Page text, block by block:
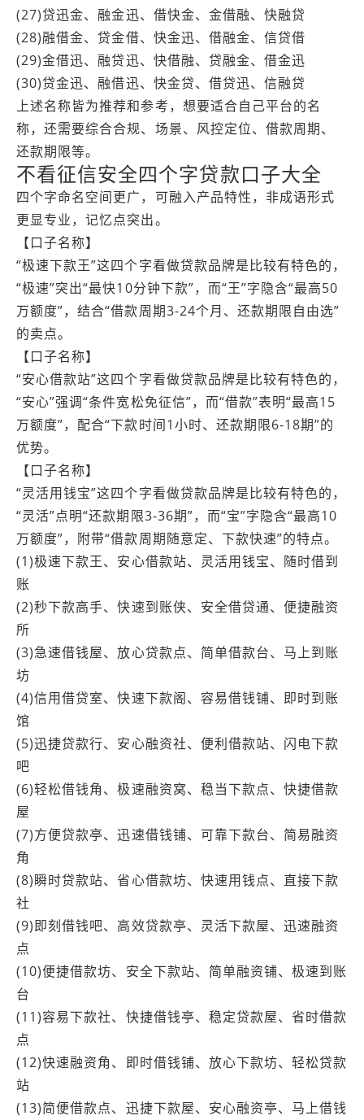
(27)贷迅金、融金迅、借快金、金借融、快融贷
(28)融借金、贷金借、快金迅、借融金、信贷借
(29)金借迅、融贷迅、快借融、贷融金、借金迅
(30)贷金迅、融借迅、快金贷、借贷迅、信融贷
上述名称皆为推荐和参考，想要适合自己平台的名
称，还需要综合合规、场景、风控定位、借款周期、
还款期限等。
不看征信安全四个字贷款口子大全
四个字命名空间更广，可融入产品特性，非成语形式
更显专业，记忆点突出。
【口子名称】
“极速下款王”这四个字看做贷款品牌是比较有特色的，
“极速”突出“最快10分钟下款”，而“王”字隐含“最高50
万额度”，结合“借款周期3-24个月、还款期限自由选”
的卖点。
【口子名称】
“安心借款站”这四个字看做贷款品牌是比较有特色的，
“安心”强调“条件宽松免征信”，而“借款”表明“最高15
万额度”，配合“下款时间1小时、还款期限6-18期”的
优势。
【口子名称】
“灵活用钱宝”这四个字看做贷款品牌是比较有特色的，
“灵活”点明“还款期限3-36期”，而“宝”字隐含“最高10
万额度”，附带“借款周期随意定、下款快速”的特点。
(1)极速下款王、安心借款站、灵活用钱宝、随时借到
账
(2)秒下款高手、快速到账侠、安全借贷通、便捷融资
所
(3)急速借钱屋、放心贷款点、简单借款台、马上到账
坊
(4)信用借贷室、快速下款阁、容易借钱铺、即时到账
馆
(5)迅捷贷款行、安心融资社、便利借款站、闪电下款
吧
(6)轻松借钱角、极速融资窝、稳当下款点、快捷借款
屋
(7)方便贷款亭、迅速借钱铺、可靠下款台、简易融资
角
(8)瞬时贷款站、省心借款坊、快速用钱点、直接下款
社
(9)即刻借钱吧、高效贷款亭、灵活下款屋、迅速融资
点
(10)便捷借款坊、安全下款站、简单融资铺、极速到账
台
(11)容易下款社、快捷借钱亭、稳定贷款屋、省时借款
点
(12)快速融资角、即时借钱铺、放心下款坊、轻松贷款
站
(13)简便借款点、迅捷下款屋、安心融资亭、马上借钱